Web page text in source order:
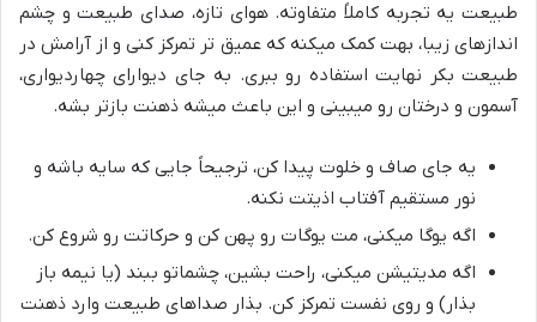
طبیعت یه تجربه کاملاً متفاوته. هوای تازه، صدای طبیعت و چشم
اندازهای زیبا، بهت کمک میکنه که عمیق تر تمرکز کنی و از آرامش در
طبیعت بکر نهایت استفاده رو ببری. به جای دیوارای چهاردیواری،
آسمون و درختان رو میبینی و این باعث میشه ذهنت بازتر بشه.
یه جای صاف و خلوت پیدا کن، ترجیحاً جایی که سایه باشه و
نور مستقیم آفتاب اذیتت نکنه.
اگه یوگا میکنی، مت یوگات رو پهن کن و حرکاتت رو شروع کن.
اگه مدیتیشن میکنی، راحت بشین، چشماتو ببند (یا نیمه باز
بذار) و روی نفست تمرکز کن. بذار صداهای طبیعت وارد ذهنت